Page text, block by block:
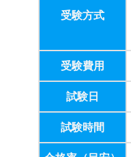
受験方式
受験費用
試験日
試験時間